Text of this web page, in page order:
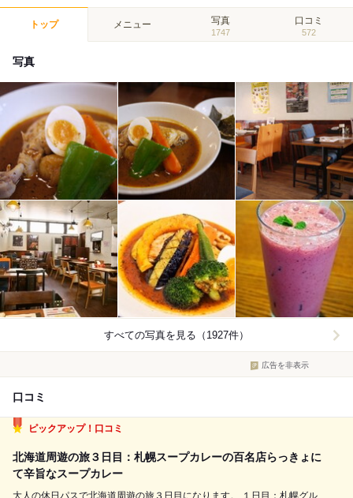
トップ メニュー 写真
1747
口コミ
572
写真
すべての写真を見る（1927件）
広告を非表示
口コミ
ピックアップ！口コミ
北海道周遊の旅３日目：札幌スープカレーの百名店らっきょに
て辛旨なスープカレー